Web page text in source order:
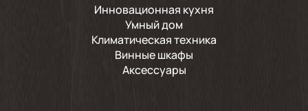
Инновационная кухня
Умный дом
Климатическая техника
Винные шкафы
Аксессуары